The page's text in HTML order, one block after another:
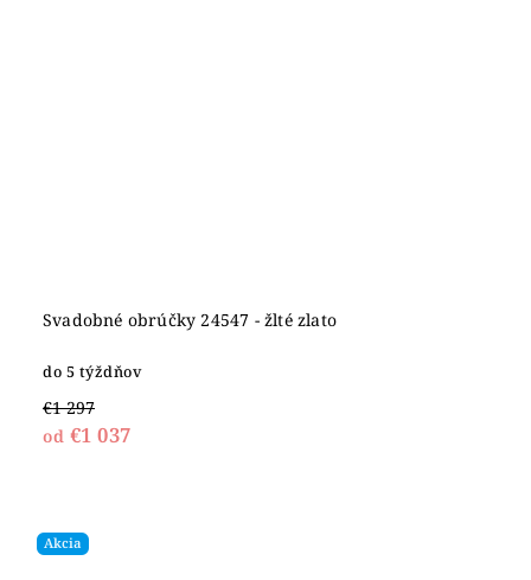
Svadobné obrúčky 24547 - žlté zlato
do 5 týždňov
€1 297
od €1 037
Akcia